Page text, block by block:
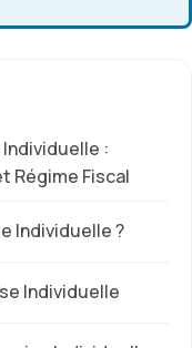
:
Régime Fiscal
Individuelle ?
Individuelle